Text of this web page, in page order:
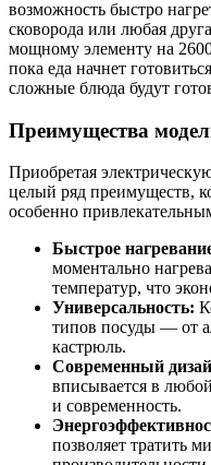
возможность быстро
сковорода или любая
мощному элементу на
пока еда начнет
сложные блюда будут
Преимущества
Приобретая
целый ряд преимуществ,
особенно
Быстрое
моментально
температур, что
Универсальность:
типов посуды — от
кастрюль.
Современный
вписывается в
и современность.
позволяет тратить